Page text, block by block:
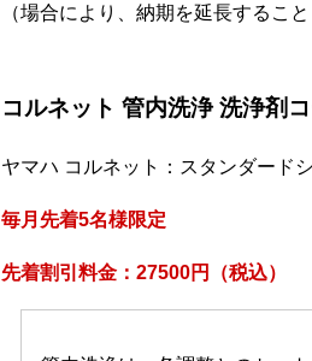
（場合により、納期を延長すること
コルネット 管内洗浄 洗浄剤
ヤマハ コルネット：スタンダード
毎月先着5名様限定
先着割引料金：27500円（税込）